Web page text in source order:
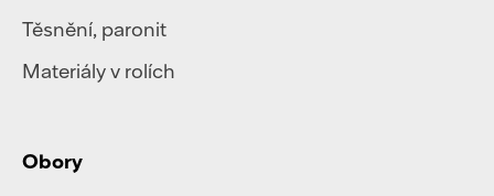
Těsnění, paronit
Materiály v rolích
Obory